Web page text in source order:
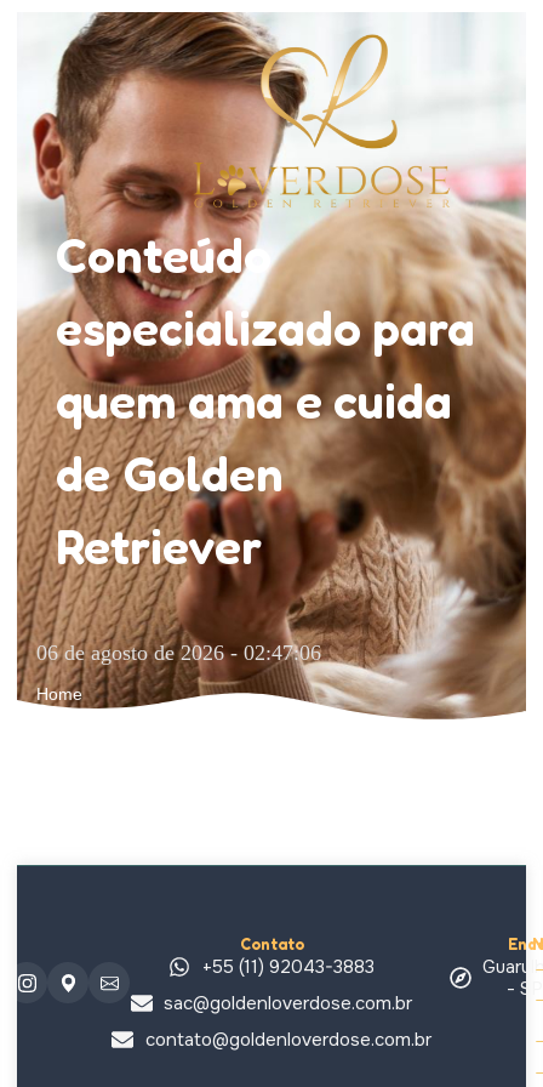
Conteúdo
especializado para
quem ama e cuida
de Golden
Retriever
06 de agosto de 2026 - 02:47:06
Home
Contato
+55 (11) 92043-3883
sac@goldenloverdose.com.br
contato@goldenloverdose.com.br
- SP